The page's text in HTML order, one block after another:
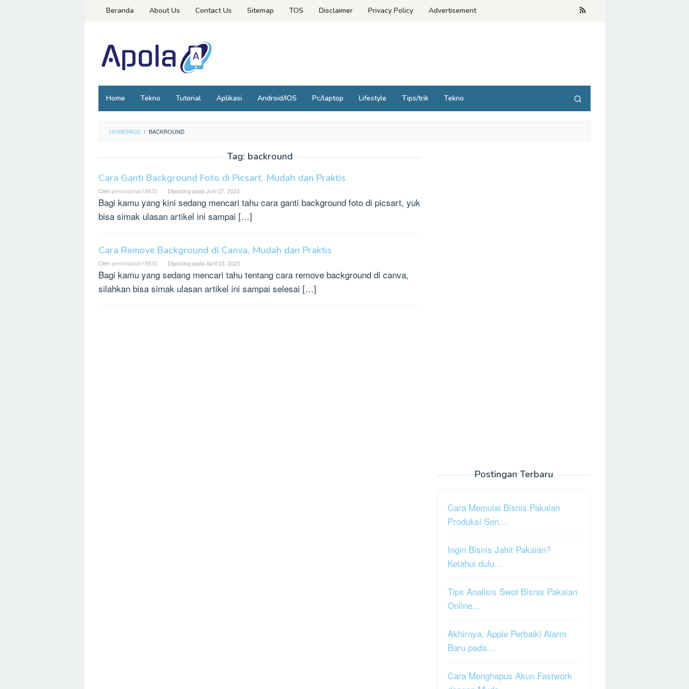
LoncatBeranda About Us Contact Us Sitemap TOS Disclaimer Privacy Policy Advertisement
Home Tekno Tutorial Aplikasi Android/IOS Pc/laptop Lifestyle Tips/trik Tekno
HOMEPAGE / BACKROUND
Tag: backround
Cara Ganti Background Foto di Picsart, Mudah dan Praktis
Olehpemindahan18833 Diposting pada Juni 27, 2023
Bagi kamu yang kini sedang mencari tahu cara ganti background foto di picsart, yuk
bisa simak ulasan artikel ini sampai […]
Cara Remove Background di Canva, Mudah dan Praktis
Olehpemindahan18833 Diposting pada April 23, 2023
Bagi kamu yang sedang mencari tahu tentang cara remove background di canva,
silahkan bisa simak ulasan artikel ini sampai selesai […]
Postingan Terbaru
Cara Memulai Bisnis Pakaian
Produksi Sen…
Ingin Bisnis Jahit Pakaian?
Ketahui dulu…
Tips Analisis Swot Bisnis Pakaian
Online…
Akhirnya, Apple Perbaiki Alarm
Baru pada…
Cara Menghapus Akun Fastwork